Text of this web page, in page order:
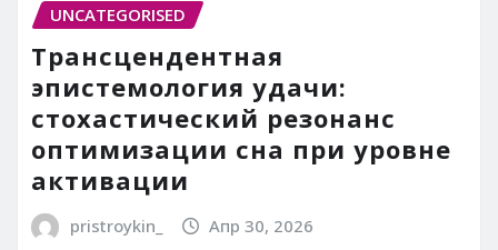
UNCATEGORISED
Трансцендентная
эпистемология удачи:
стохастический резонанс
оптимизации сна при уровне
активации
pristroykin_ Апр 30, 2026